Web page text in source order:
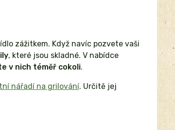
zážitkem. Když navíc pozvete vaši
, které jsou skladné. V nabídce
v nich téměř cokoli.
nářadí na grilování. Určitě jej